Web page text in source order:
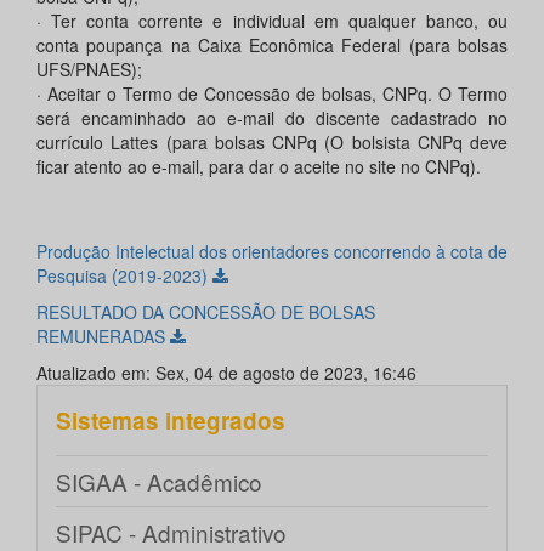
· Ter conta corrente e individual em qualquer banco, ou
conta poupança na Caixa Econômica Federal (para bolsas
UFS/PNAES);
· Aceitar o Termo de Concessão de bolsas, CNPq. O Termo
será encaminhado ao e-mail do discente cadastrado no
currículo Lattes (para bolsas CNPq (O bolsista CNPq deve
ficar atento ao e-mail, para dar o aceite no site no CNPq).
Produção Intelectual dos orientadores concorrendo à cota de
Pesquisa (2019-2023)
RESULTADO DA CONCESSÃO DE BOLSAS
REMUNERADAS
Atualizado em: Sex, 04 de agosto de 2023, 16:46
Sistemas integrados
SIGAA - Acadêmico
SIPAC - Administrativo